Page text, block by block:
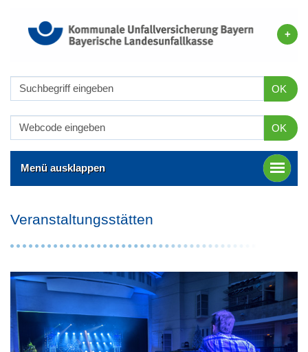
OK
OK
Menü ausklappen
Veranstaltungsstätten